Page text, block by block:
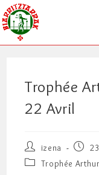
Skip
to
content
Trophée
22 Avril
Auteur/autrice
de
la
izena
PostTrophée